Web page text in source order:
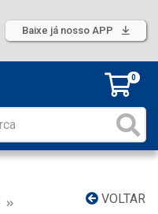
Baixe já nosso APP
0
VOLTAR